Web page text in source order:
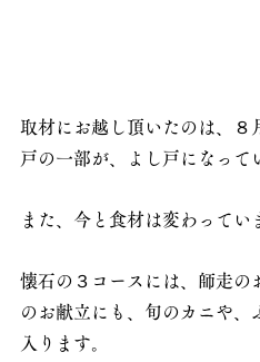
取材にお越し頂いたのは、８
戸の一部が、よし戸になって
また、今と食材は変わってい
懐石の３コースには、師走の
のお献立にも、旬のカニや、
入ります。